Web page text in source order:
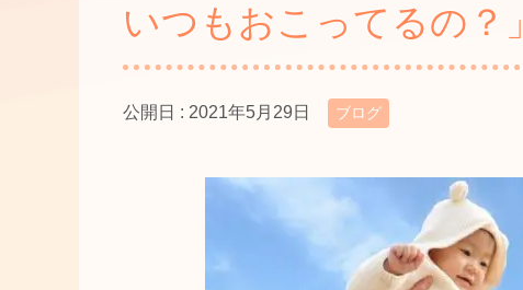
いつもおこってるの？」
公開日 : 2021年5月29日 ブログ